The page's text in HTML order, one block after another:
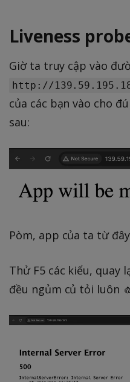
Liveness
Giờ ta truy cập vào
http://
của các bạn vào cho
sau:
Pòm, app của ta từ
Thử F5 các kiểu, quay
đều ngủm củ tỏi luôn